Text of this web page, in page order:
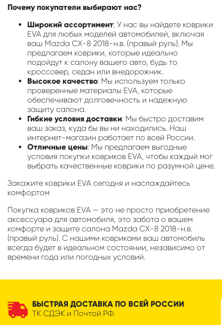
Почему покупатели выбирают нас?
Широкий ассортимент: У нас вы найдете коврики
EVA для любых моделей автомобилей, включая
ваш Mazda CX-8 2018-н.в. (правый руль). Мы
предлагаем коврики, которые идеально
подойдут к салону вашего авто, будь то
кроссовер, седан или внедорожник.
Высокое качество: Мы используем только
проверенные материалы EVA, которые
обеспечивают долговечность и надежную
защиту салона.
Гибкие условия доставки: Мы быстро доставим
ваш заказ, куда бы вы ни находились. Наш
интернет-магазин работает по всей России.
Отличные цены: Мы предлагаем выгодные
условия покупки ковриков EVA, чтобы каждый мог
выбрать качественные коврики по разумной цене.
Закажите коврики EVA сегодня и наслаждайтесь
комфортом
Покупка ковриков EVA — это не просто приобретение
аксессуара для автомобиля, это забота о вашем
комфорте и защите салона Mazda CX-8 2018-н.в.
(правый руль). С нашими ковриками ваш автомобиль
всегда будет в идеальном состоянии, независимо от
времени года или погодных условий.
БЫСТРАЯ ДОСТАВКА ПО ВСЕЙ РОССИИ
ТК СДЭК и Почтой РФ.